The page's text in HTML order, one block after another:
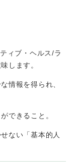
ィブ・ヘルス/ラ
します。
情報を得られ、
できること。
ない「基本的人